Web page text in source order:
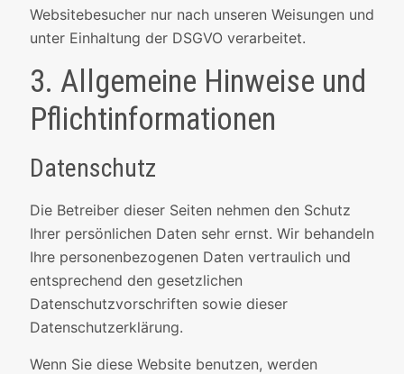
Websitebesucher nur nach unseren Weisungen und
unter Einhaltung der DSGVO verarbeitet.
3. Allgemeine Hinweise und
Pflicht­informationen
Datenschutz
Die Betreiber dieser Seiten nehmen den Schutz
Ihrer persönlichen Daten sehr ernst. Wir behandeln
Ihre personenbezogenen Daten vertraulich und
entsprechend den gesetzlichen
Datenschutzvorschriften sowie dieser
Datenschutzerklärung.
Wenn Sie diese Website benutzen, werden